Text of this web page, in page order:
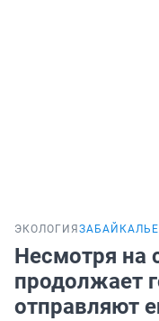
ЭКОЛОГИЯ
Несмотря на
продолжает
отправляют